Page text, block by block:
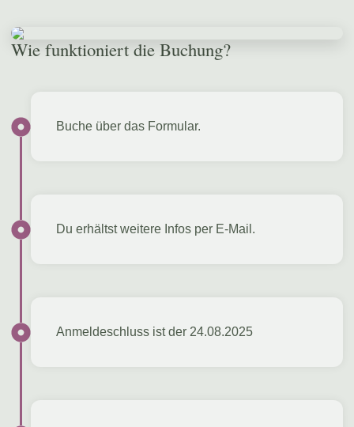
Wie funktioniert die Buchung?
Buche über das Formular.
Du erhältst weitere Infos per E-Mail.
Anmeldeschluss ist der 24.08.2025